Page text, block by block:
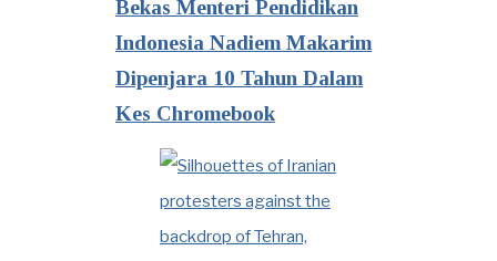
Bekas Menteri Pendidikan
Indonesia Nadiem Makarim
Dipenjara 10 Tahun Dalam
Kes Chromebook